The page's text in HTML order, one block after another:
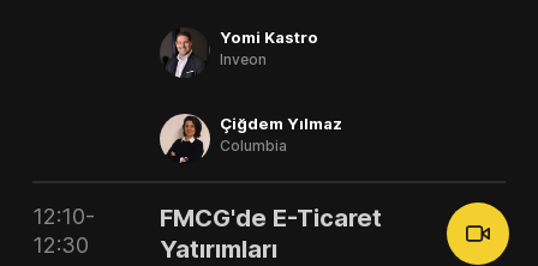
Yomi Kastro
Inveon
Çiğdem Yılmaz
Columbia
12:10-
12:30
FMCG'de E-Ticaret
Yatırımları